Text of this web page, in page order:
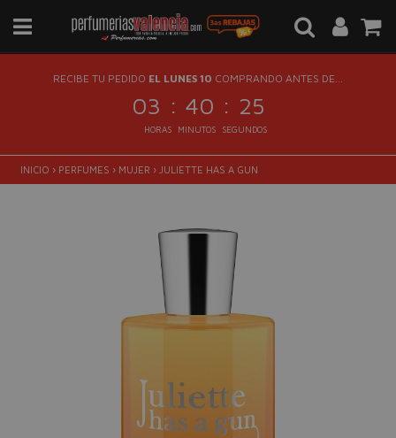
RECIBE TU PEDIDO EL LUNES 10 COMPRANDO ANTES DE...
03 : 40 : 25
HORAS MINUTOS SEGUNDOS
INICIO › PERFUMES › MUJER › JULIETTE HAS A GUN